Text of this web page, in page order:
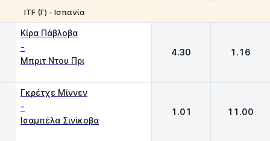
ITF (Γ) - Ισπανία
Κίρα Πάβλοβα
-
Μπριτ Ντου Πρι
4.30 1.16
Γκρέτχε Μίννεν
-
Iσαμπέλα Σινίκοβα
1.01 11.00